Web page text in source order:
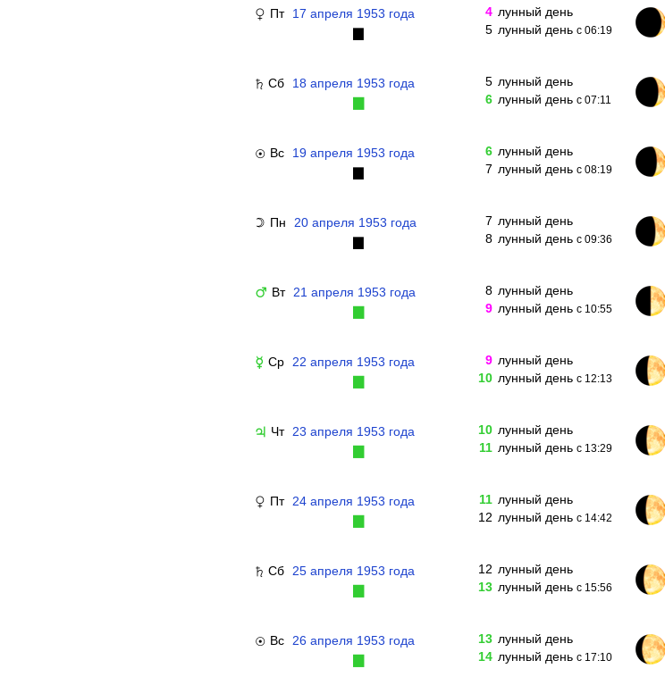
♀ Пт 17 апреля 1953 года 4 лунный день
5 лунный день с 06:19
♄ Сб 18 апреля 1953 года 5 лунный день
6 лунный день с 07:11
☉ Вс 19 апреля 1953 года 6 лунный день
7 лунный день с 08:19
☽ Пн 20 апреля 1953 года 7 лунный день
8 лунный день с 09:36
♂ Вт 21 апреля 1953 года 8 лунный день
9 лунный день с 10:55
☿ Ср 22 апреля 1953 года 9 лунный день
10 лунный день с 12:13
♃ Чт 23 апреля 1953 года 10 лунный день
11 лунный день с 13:29
♀ Пт 24 апреля 1953 года 11 лунный день
12 лунный день с 14:42
♄ Сб 25 апреля 1953 года 12 лунный день
13 лунный день с 15:56
☉ Вс 26 апреля 1953 года 13 лунный день
14 лунный день с 17:10